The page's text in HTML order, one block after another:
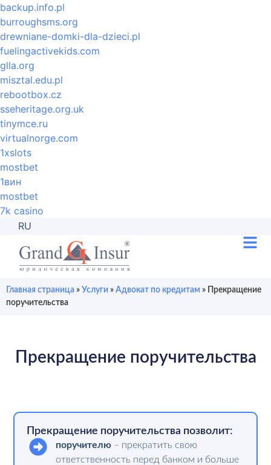
backup.info.pl
burroughsms.org
drewniane-domki-dla-dzieci.pl
fuelingactivekids.com
glla.org
misztal.edu.pl
rebootbox.cz
sseheritage.org.uk
tinymce.ru
virtualnorge.com
1xslots
mostbet
1вин
mostbet
7k casino
RU
Главная страница » Услуги » Адвокат по кредитам »
Прекращение
поручительства
Прекращение поручительства
Прекращение поручительства позволит:
поручителю– прекратить свою
ответственность перед банком и больше